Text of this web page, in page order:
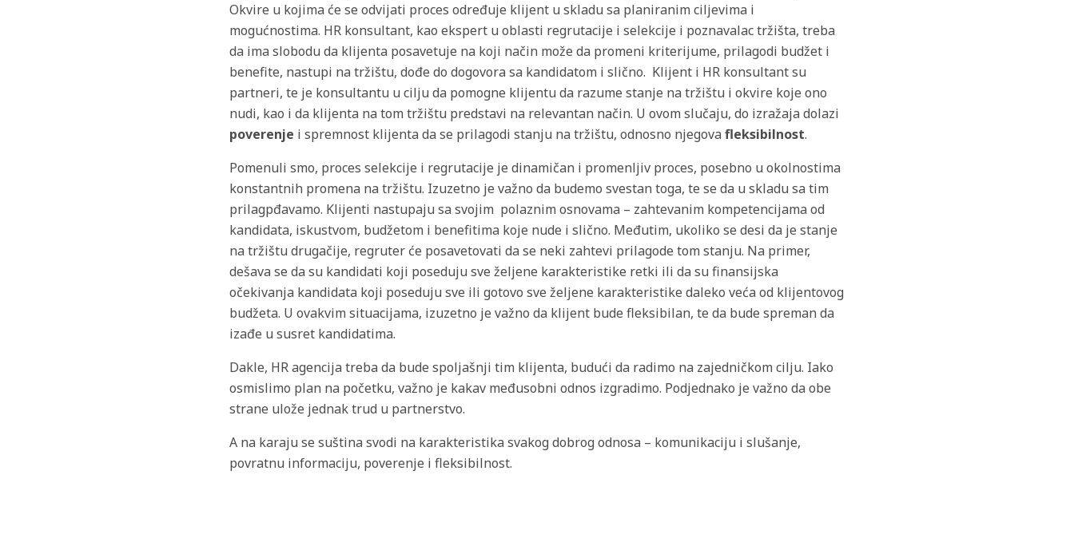
Okvire u kojima će se odvijati proces određuje klijent u skladu sa planiranim ciljevima i
mogućnostima. HR konsultant, kao ekspert u oblasti regrutacije i selekcije i poznavalac tržišta, treba
da ima slobodu da klijenta posavetuje na koji način može da promeni kriterijume, prilagodi budžet i
benefite, nastupi na tržištu, dođe do dogovora sa kandidatom i slično. Klijent i HR konsultant su
partneri, te je konsultantu u cilju da pomogne klijentu da razume stanje na tržištu i okvire koje ono
nudi, kao i da klijenta na tom tržištu predstavi na relevantan način. U ovom slučaju, do izražaja dolazi
poverenje i spremnost klijenta da se prilagodi stanju na tržištu, odnosno njegova fleksibilnost.
Pomenuli smo, proces selekcije i regrutacije je dinamičan i promenljiv proces, posebno u okolnostima
konstantnih promena na tržištu. Izuzetno je važno da budemo svestan toga, te se da u skladu sa tim
prilagpđavamo. Klijenti nastupaju sa svojim polaznim osnovama – zahtevanim kompetencijama od
kandidata, iskustvom, budžetom i benefitima koje nude i slično. Međutim, ukoliko se desi da je stanje
na tržištu drugačije, regruter će posavetovati da se neki zahtevi prilagode tom stanju. Na primer,
dešava se da su kandidati koji poseduju sve željene karakteristike retki ili da su finansijska
očekivanja kandidata koji poseduju sve ili gotovo sve željene karakteristike daleko veća od klijentovog
budžeta. U ovakvim situacijama, izuzetno je važno da klijent bude fleksibilan, te da bude spreman da
izađe u susret kandidatima.
Dakle, HR agencija treba da bude spoljašnji tim klijenta, budući da radimo na zajedničkom cilju. Iako
osmislimo plan na početku, važno je kakav međusobni odnos izgradimo. Podjednako je važno da obe
strane ulože jednak trud u partnerstvo.
A na karaju se suština svodi na karakteristika svakog dobrog odnosa – komunikaciju i slušanje,
povratnu informaciju, poverenje i fleksibilnost.